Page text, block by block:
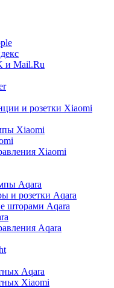
и Mail.Ru
и розетки Xiaomi
Xiaomi
Xiaomi
Aqara
и розетки Aqara
шторами Aqara
Aqara
Aqara
Xiaomi